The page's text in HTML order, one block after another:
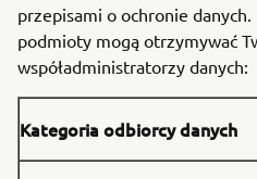
przepisami o ochronie
podmioty mogą otrzymywać
współadministratorzy danych:
Kategoria odbiorcy danych